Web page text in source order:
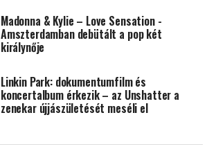
Madonna & Kylie – Love Sensation -
Amszterdamban debütált a pop két
királynője
Linkin Park: dokumentumfilm és
koncertalbum érkezik – az Unshatter a
zenekar újjászületését meséli el